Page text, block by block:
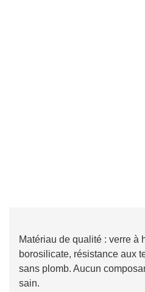
Matériau de qualité : verre à
borosilicate, résistance aux
sans plomb. Aucun
sain.